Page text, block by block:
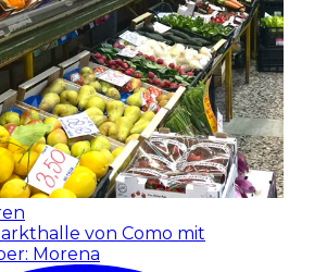
von Como mit
Morena